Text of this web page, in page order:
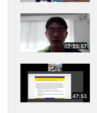
02:23:57
47:53